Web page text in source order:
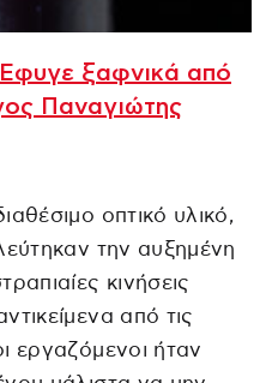
ξαφνικά από
Παναγιώτης
οπτικό υλικό,
την αυξημένη
κινήσεις
από τις
εργαζόμενοι ήταν